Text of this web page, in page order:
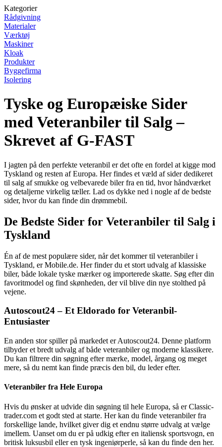
Kategorier
Rådgivning
Materialer
Værktøj
Maskiner
Kloak
Produkter
Byggefirma
Isolering
Tyske og Europæiske Sider
med Veteranbiler til Salg –
Skrevet af G-FAST
I jagten på den perfekte veteranbil er det ofte en fordel at kigge mod
Tyskland og resten af Europa. Her findes et væld af sider dedikeret
til salg af smukke og velbevarede biler fra en tid, hvor håndværket
og detaljerne virkelig tæller. Lad os dykke ned i nogle af de bedste
sider, hvor du kan finde din drømmebil.
De Bedste Sider for Veteranbiler til Salg i
Tyskland
Én af de mest populære sider, når det kommer til veteranbiler i
Tyskland, er Mobile.de. Her finder du et stort udvalg af klassiske
biler, både lokale tyske mærker og importerede skatte. Søg efter din
favoritmodel og find skønheden, der vil blive din nye stolthed på
vejene.
Autoscout24 – Et Eldorado for Veteranbil-
Entusiaster
En anden stor spiller på markedet er Autoscout24. Denne platform
tilbyder et bredt udvalg af både veteranbiler og moderne klassikere.
Du kan filtrere din søgning efter mærke, model, årgang og meget
mere, så du nemt kan finde præcis den bil, du leder efter.
Veteranbiler fra Hele Europa
Hvis du ønsker at udvide din søgning til hele Europa, så er Classic-
trader.com et godt sted at starte. Her kan du finde veteranbiler fra
forskellige lande, hvilket giver dig et endnu større udvalg at vælge
imellem. Uanset om du er på udkig efter en italiensk sportsvogn, en
britisk luksusbil eller en tysk ingeniørperle, så kan du finde den her.